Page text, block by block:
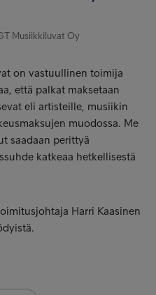
Musiikkiluvat Oy
on vastuullinen toimija
että palkat maksetaan
eli artisteille, musiikin
muodossa. Me
saadaan perittyä
katkeaa hetkellisestä
Harri Kaasinen